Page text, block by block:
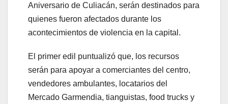
Aniversario de Culiacán, serán destinados para
quienes fueron afectados durante los
acontecimientos de violencia en la capital.
El primer edil puntualizó que, los recursos
serán para apoyar a comerciantes del centro,
vendedores ambulantes, locatarios del
Mercado Garmendia, tianguistas, food trucks y